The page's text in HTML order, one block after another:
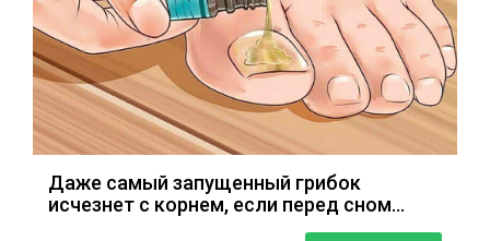
Даже самый запущенный грибок
исчезнет с корнем, если перед сном…